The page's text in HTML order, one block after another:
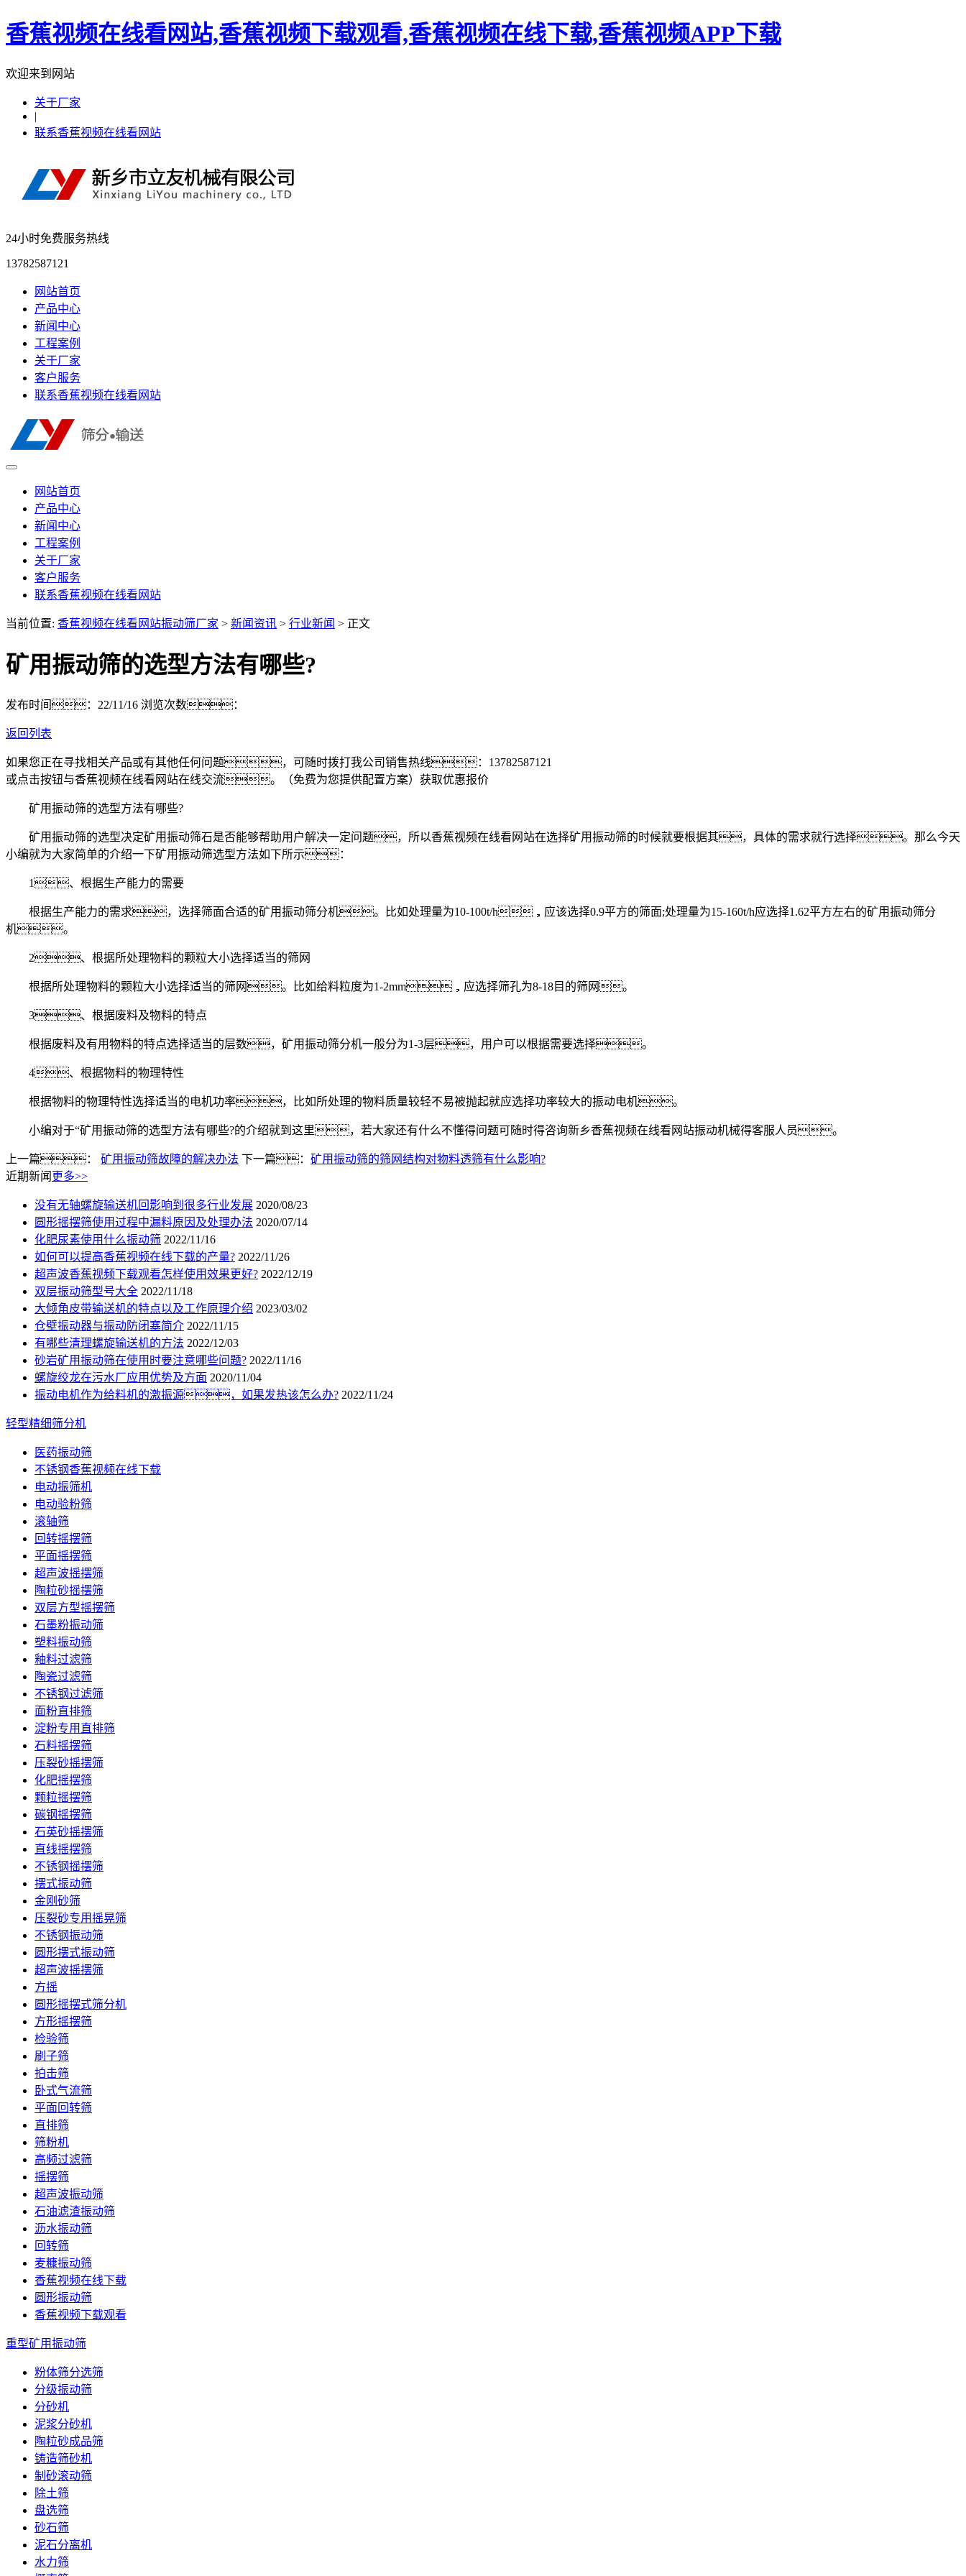
香蕉视频在线看网站,香蕉视频下载观看,香蕉视频在线下载,香蕉视频APP下载
欢迎来到网站
关于厂家
|
联系香蕉视频在线看网站
24小时免费服务热线
13782587121
网站首页
产品中心
新闻中心
工程案例
关于厂家
客户服务
联系香蕉视频在线看网站
网站首页
产品中心
新闻中心
工程案例
关于厂家
客户服务
联系香蕉视频在线看网站
当前位置: 香蕉视频在线看网站振动筛厂家 > 新闻资讯 > 行业新闻 > 正文
矿用振动筛的选型方法有哪些?
发布时间：22/11/16 浏览次数：
返回列表
如果您正在寻找相关产品或有其他任何问题，可随时拨打我公司销售热线： 13782587121
或点击按钮与香蕉视频在线看网站在线交流。（免费为您提供配置方案） 获取优惠报价
矿用振动筛的选型方法有哪些?
矿用振动筛的选型决定矿用振动筛石是否能够帮助用户解决一定问题，所以香蕉视频在线看网站在选择矿用振动筛的时候就要根据其，具体的需求就行选择。那么今天
小编就为大家简单的介绍一下矿用振动筛选型方法如下所示：
1、根据生产能力的需要
根据生产能力的需求，选择筛面合适的矿用振动筛分机。比如处理量为10-100t/h，应该选择0.9平方的筛面;处理量为15-160t/h应选择1.62平方左右的矿用振动筛分
机。
2、根据所处理物料的颗粒大小选择适当的筛网
根据所处理物料的颗粒大小选择适当的筛网。比如给料粒度为1-2mm，应选择筛孔为8-18目的筛网。
3、根据废料及物料的特点
根据废料及有用物料的特点选择适当的层数，矿用振动筛分机一般分为1-3层，用户可以根据需要选择。
4、根据物料的物理特性
根据物料的物理特性选择适当的电机功率，比如所处理的物料质量较轻不易被抛起就应选择功率较大的振动电机。
小编对于“矿用振动筛的选型方法有哪些?的介绍就到这里，若大家还有什么不懂得问题可随时得咨询新乡香蕉视频在线看网站振动机械得客服人员。
上一篇： 矿用振动筛故障的解决办法 下一篇： 矿用振动筛的筛网结构对物料透筛有什么影响?
近期新闻 更多>>
没有无轴螺旋输送机回影响到很多行业发展 2020/08/23
圆形摇摆筛使用过程中漏料原因及处理办法 2020/07/14
化肥尿素使用什么振动筛 2022/11/16
如何可以提高香蕉视频在线下载的产量? 2022/11/26
超声波香蕉视频下载观看怎样使用效果更好? 2022/12/19
双层振动筛型号大全 2022/11/18
大倾角皮带输送机的特点以及工作原理介绍 2023/03/02
仓壁振动器与振动防闭塞简介 2022/11/15
有哪些清理螺旋输送机的方法 2022/12/03
砂岩矿用振动筛在使用时要注意哪些问题? 2022/11/16
螺旋绞龙在污水厂应用优势及方面 2020/11/04
振动电机作为给料机的激振源，如果发热该怎么办? 2022/11/24
轻型精细筛分机
医药振动筛
不锈钢香蕉视频在线下载
电动振筛机
电动验粉筛
滚轴筛
回转摇摆筛
平面摇摆筛
超声波摇摆筛
陶粒砂摇摆筛
双层方型摇摆筛
石墨粉振动筛
塑料振动筛
釉料过滤筛
陶瓷过滤筛
不锈钢过滤筛
面粉直排筛
淀粉专用直排筛
石料摇摆筛
压裂砂摇摆筛
化肥摇摆筛
颗粒摇摆筛
碳钢摇摆筛
石英砂摇摆筛
直线摇摆筛
不锈钢摇摆筛
摆式振动筛
金刚砂筛
压裂砂专用摇晃筛
不锈钢振动筛
圆形摆式振动筛
超声波摇摆筛
方摇
圆形摇摆式筛分机
方形摇摆筛
检验筛
刷子筛
拍击筛
卧式气流筛
平面回转筛
直排筛
筛粉机
高频过滤筛
摇摆筛
超声波振动筛
石油滤渣振动筛
沥水振动筛
回转筛
麦糠振动筛
香蕉视频在线下载
圆形振动筛
香蕉视频下载观看
重型矿用振动筛
粉体筛分选筛
分级振动筛
分砂机
泥浆分砂机
陶粒砂成品筛
铸造筛砂机
制砂滚动筛
除土筛
盘选筛
砂石筛
泥石分离机
水力筛